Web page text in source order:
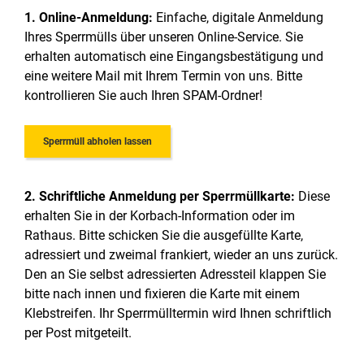
1. Online-Anmeldung: Einfache, digitale Anmeldung
Ihres Sperrmülls über unseren Online-Service. Sie
erhalten automatisch eine Eingangsbestätigung und
eine weitere Mail mit Ihrem Termin von uns. Bitte
kontrollieren Sie auch Ihren SPAM-Ordner!
Sperrmüll abholen lassen
2. Schriftliche Anmeldung per Sperrmüllkarte: Diese
erhalten Sie in der Korbach-Information oder im
Rathaus. Bitte schicken Sie die ausgefüllte Karte,
adressiert und zweimal frankiert, wieder an uns zurück.
Den an Sie selbst adressierten Adressteil klappen Sie
bitte nach innen und fixieren die Karte mit einem
Klebstreifen. Ihr Sperrmülltermin wird Ihnen schriftlich
per Post mitgeteilt.